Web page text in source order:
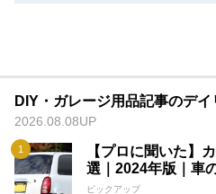
DIY・ガレージ用品記事のデ
2026.08.08UP
【プロに聞いた】
選｜2024年版｜車
ピックアップ